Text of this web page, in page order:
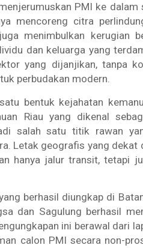
PMI ke
mencoreng citra
menimbulkan kerugian
dan keluarga yang
yang dijanjikan, tanpa
perbudakan modern.
bentuk kejahatan
Riau yang dikenal
salah satu titik rawan
Letak geografis yang dekat
hanya jalur transit, tetapi
berhasil diungkap di
dan Sagulung berhasil
ini berawal dari
calon PMI secara non-